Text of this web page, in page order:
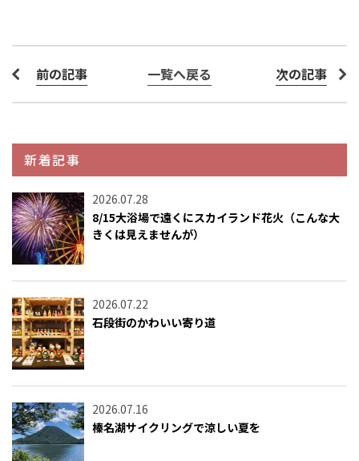
前の記事 一覧へ戻る 次の記事
新着記事
2026.07.28
8/15大浴場で遠くにスカイランド花火（こんな大
きくは見えませんが）
2026.07.22
石段街のかわいい寄り道
2026.07.16
榛名湖サイクリングで涼しい夏を